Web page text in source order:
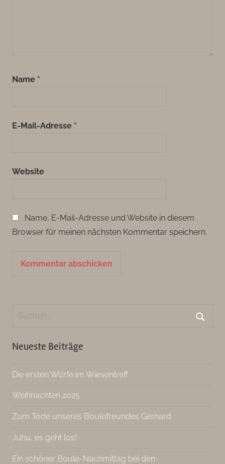
Name *
E-Mail-Adresse *
Website
Name, E-Mail-Adresse und Website in diesem
Browser für meinen nächsten Kommentar speichern.
Suchen
Neueste Beiträge
Die ersten Würfe im Wiesentreff
Weihnachten 2025
Zum Tode unseres Boulefreundes Gerhard
Juhu, es geht los!
Ein schöner Boule-Nachmittag bei den